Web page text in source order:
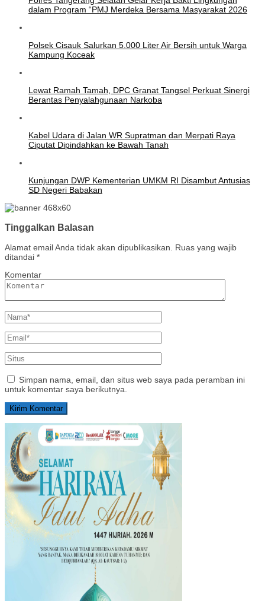
dalam Program “PMJ Merdeka Bersama Masyarakat 2026
Polsek Cisauk Salurkan 5.000 Liter Air Bersih untuk Warga
Kampung Koceak
Lewat Ramah Tamah, DPC Granat Tangsel Perkuat Sinergi
Berantas Penyalahgunaan Narkoba
Kabel Udara di Jalan WR Supratman dan Merpati Raya
Ciputat Dipindahkan ke Bawah Tanah
Kunjungan DWP Kementerian UMKM RI Disambut Antusias
SD Negeri Babakan
Tinggalkan Balasan
Alamat email Anda tidak akan dipublikasikan. Ruas yang wajib
ditandai *
Komentar
Simpan nama, email, dan situs web saya pada peramban ini
untuk komentar saya berikutnya.